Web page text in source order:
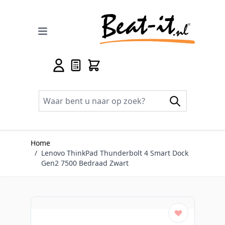
Home
/ Lenovo ThinkPad Thunderbolt 4 Smart Dock
Gen2 7500 Bedraad Zwart